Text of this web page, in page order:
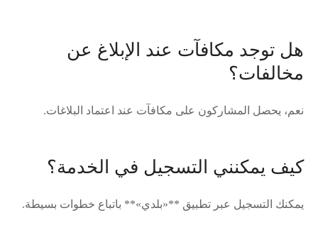
هل توجد مكافآت عند الإبلاغ عن
مخالفات؟
نعم، يحصل المشاركون على مكافآت عند اعتماد البلاغات.
كيف يمكنني التسجيل في الخدمة؟
يمكنك التسجيل عبر تطبيق **«بلدي»** باتباع خطوات بسيطة.